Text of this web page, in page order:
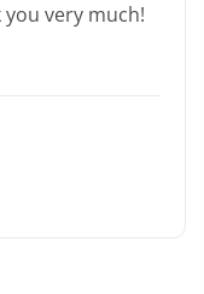
very much!